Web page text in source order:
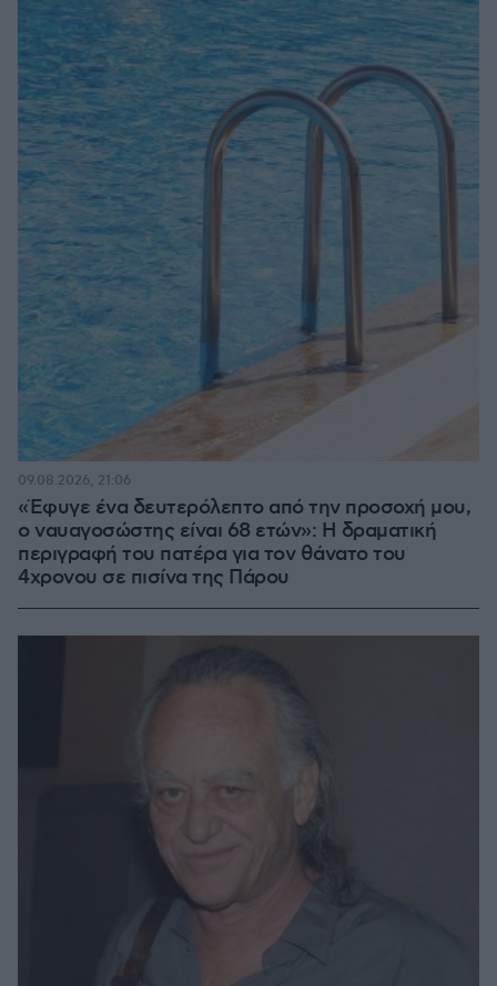
«Έφυγε ένα δευτερόλεπτο από την προσοχή μου,
ο ναυαγοσώστης είναι 68 ετών»: Η δραματική
περιγραφή του πατέρα για τον θάνατο του
4χρονου σε πισίνα της Πάρου
09.08.2026, 21:06